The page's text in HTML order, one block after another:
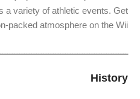
a variety of athletic events. Get
packed atmosphere on the Wii!
History